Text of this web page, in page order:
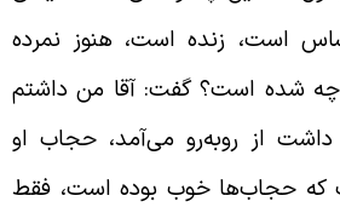
است، زنده است، هنوز نمرده
شده است؟ گفت: آقا من داشتم
از روبه‌رو می‌آمد، حجاب او
که حجاب‌ها خوب بوده است، فقط